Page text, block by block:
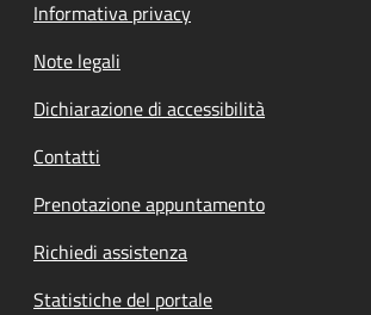
Informativa privacy
Note legali
Dichiarazione di accessibilità
Contatti
Prenotazione appuntamento
Richiedi assistenza
Statistiche del portale